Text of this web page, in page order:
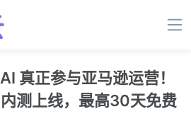
真正参与亚马逊运营！
测上线，最高30天免费